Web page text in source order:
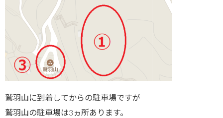
鷲羽山に到着してからの駐車場ですが
鷲羽山の駐車場は3ヵ所あります。